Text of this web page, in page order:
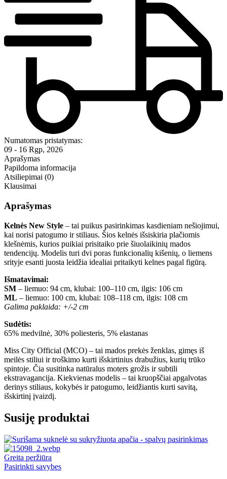
Numatomas pristatymas:
09 - 16 Rgp, 2026
Aprašymas
Papildoma informacija
Atsiliepimai (0)
Klausimai
Aprašymas
Kelnės New Style – tai puikus pasirinkimas kasdieniam nešiojimui,
kai norisi patogumo ir stiliaus. Šios kelnės išsiskiria plačiomis
klešnėmis, kurios puikiai prisitaiko prie šiuolaikinių mados
tendencijų. Modelis turi dvi poras funkcionalių kišenių, o liemens
srityje esanti juosta leidžia idealiai pritaikyti kelnes pagal figūrą.
Išmatavimai:
SM – liemuo: 94 cm, klubai: 100–110 cm, ilgis: 106 cm
ML – liemuo: 100 cm, klubai: 108–118 cm, ilgis: 108 cm
Galima paklaida: +/-2 cm
Sudėtis:
65% medvilnė, 30% poliesteris, 5% elastanas
Miss City Official (MCO) – tai mados prekės ženklas, gimęs iš
meilės stiliui ir troškimo kurti išskirtinius drabužius, kurių trūko
spintoje. Čia susitinka natūralus moters grožis ir subtili
ekstravagancija. Kiekvienas modelis – tai kruopščiai apgalvotas
derinys stiliaus, kokybės ir patogumo, leidžiantis kurti savitą,
išskirtinį įvaizdį.
Susiję produktai
Greita peržiūra
Pasirinkti savybesThis